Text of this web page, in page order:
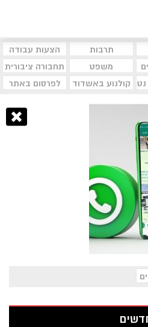
תרבות
הצעות עבודה
משפט
תחבורה ציבורית
קולנוע באשדוד לפרסום באתר